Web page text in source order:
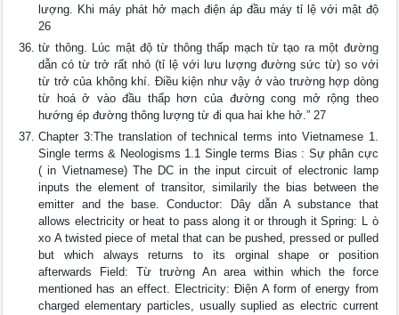
lượng. Khi máy phát hở mạch điện áp đầu máy tỉ lệ với mật độ
26
từ thông. Lúc mật độ từ thông thấp mạch từ tạo ra một đường
dẫn có từ trở rất nhỏ (tỉ lệ với lưu lượng đường sức từ) so với
từ trở của không khí. Điều kiện như vậy ở vào trường hợp dòng
từ hoá ở vào đầu thấp hơn của đường cong mở rộng theo
hướng ép đường thông lượng từ đi qua hai khe hở.” 27
Chapter 3:The translation of technical terms into Vietnamese 1.
Single terms & Neologisms 1.1 Single terms Bias : Sự phân cực
( in Vietnamese) The DC in the input circuit of electronic lamp
inputs the element of transitor, similarily the bias between the
emitter and the base. Conductor: Dây dẫn A substance that
allows electricity or heat to pass along it or through it Spring: L ò
xo A twisted piece of metal that can be pushed, pressed or pulled
but which always returns to its orginal shape or position
afterwards Field: Từ trường An area within which the force
mentioned has an effect. Electricity: Điện A form of energy from
charged elementary particles, usually suplied as electric current